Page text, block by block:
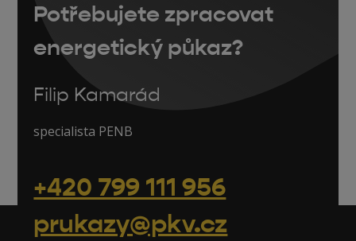
Potřebujete zpracovat
energetický půkaz?
Filip Kamarád
specialista PENB
+420 799 111 956
prukazy@pkv.cz